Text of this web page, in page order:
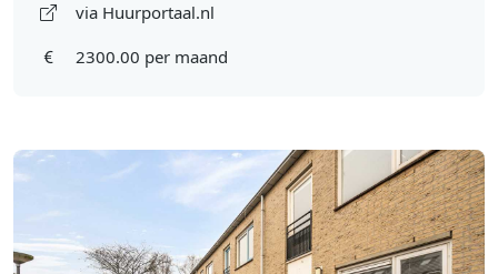
via Huurportaal.nl
2300.00 per maand